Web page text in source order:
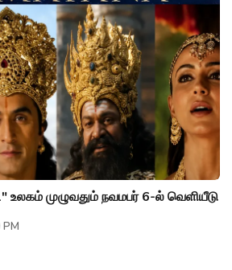
உலகம் முழுவதும் நவமபர் 6-ல் வெளியீடு